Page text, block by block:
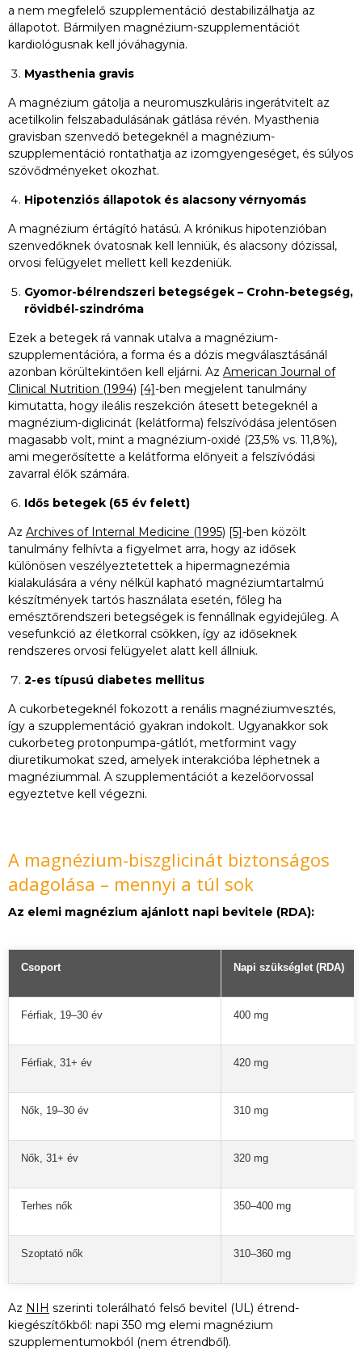
a nem megfelelő szupplementáció destabilizálhatja az
állapotot. Bármilyen magnézium-szupplementációt
kardiológusnak kell jóváhagynia.
Myasthenia gravis
A magnézium gátolja a neuromuszkuláris ingerátvitelt az
acetilkolin felszabadulásának gátlása révén. Myasthenia
gravisban szenvedő betegeknél a magnézium-
szupplementáció rontathatja az izomgyengeséget, és súlyos
szövődményeket okozhat.
Hipotenziós állapotok és alacsony vérnyomás
A magnézium értágító hatású. A krónikus hipotenzióban
szenvedőknek óvatosnak kell lenniük, és alacsony dózissal,
orvosi felügyelet mellett kell kezdeniük.
Gyomor-bélrendszeri betegségek – Crohn-betegség,
rövidbél-szindróma
Ezek a betegek rá vannak utalva a magnézium-
szupplementációra, a forma és a dózis megválasztásánál
azonban körültekintően kell eljárni. Az American Journal of
Clinical Nutrition (1994) [4]-ben megjelent tanulmány
kimutatta, hogy ileális reszekción átesett betegeknél a
magnézium-diglicinát (kelátforma) felszívódása jelentősen
magasabb volt, mint a magnézium-oxidé (23,5% vs. 11,8%),
ami megerősítette a kelátforma előnyeit a felszívódási
zavarral élők számára.
Idős betegek (65 év felett)
Az Archives of Internal Medicine (1995) [5]-ben közölt
tanulmány felhívta a figyelmet arra, hogy az idősek
különösen veszélyeztetettek a hipermagnezémia
kialakulására a vény nélkül kapható magnéziumtartalmú
készítmények tartós használata esetén, főleg ha
emésztőrendszeri betegségek is fennállnak egyidejűleg. A
vesefunkció az életkorral csökken, így az időseknek
rendszeres orvosi felügyelet alatt kell állniuk.
2-es típusú diabetes mellitus
A cukorbetegeknél fokozott a renális magnéziumvesztés,
így a szupplementáció gyakran indokolt. Ugyanakkor sok
cukorbeteg protonpumpa-gátlót, metformint vagy
diuretikumokat szed, amelyek interakcióba léphetnek a
magnéziummal. A szupplementációt a kezelőorvossal
egyeztetve kell végezni.
A magnézium-biszglicinát biztonságos
adagolása – mennyi a túl sok
Az elemi magnézium ajánlott napi bevitele (RDA):
Csoport Napi szükséglet (RDA)
Férfiak, 19–30 év 400 mg
Férfiak, 31+ év 420 mg
Nők, 19–30 év 310 mg
Nők, 31+ év 320 mg
Terhes nők 350–400 mg
Szoptató nők 310–360 mg
Az NIH szerinti tolerálható felső bevitel (UL) étrend-
kiegészítőkből: napi 350 mg elemi magnézium
szupplementumokból (nem étrendből).